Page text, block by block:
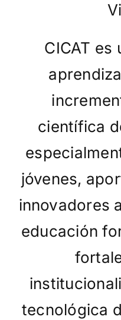
CICAT es
científica
jóvenes,
innovadores
educación
tecnológica